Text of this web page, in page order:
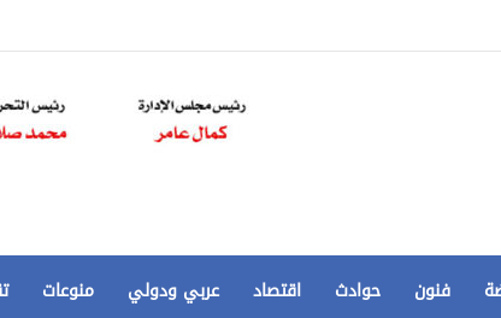
فنون حوادث اقتصاد عربي ودولي منوعات